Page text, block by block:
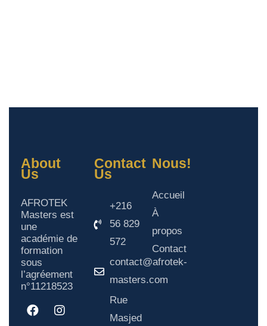
About
Us
AFROTEK
Masters est
une
académie de
formation
sous
l’agréement
n°11218523
Contact
Us
+216
56 829
572
contact@afrotek-
masters.com
Rue
Masjed
Nous!
Accueil
À
propos
Contact